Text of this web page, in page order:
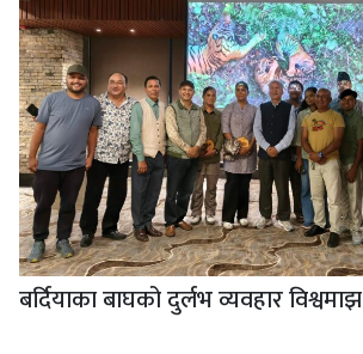
बर्दियाका बाघको दुर्लभ व्यवहार विश्वमाझ